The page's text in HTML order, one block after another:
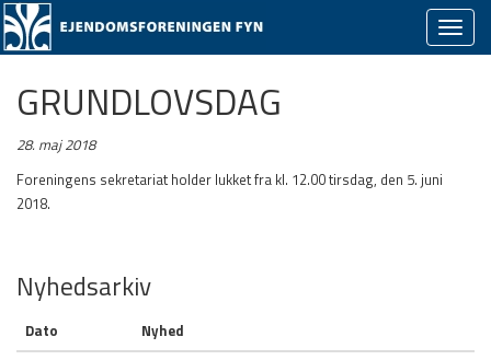
Skjul/
GRUNDLOVSDAG
28. maj 2018
Foreningens sekretariat holder lukket fra kl. 12.00 tirsdag, den 5. juni
2018.
Nyhedsarkiv
Dato
Nyhed